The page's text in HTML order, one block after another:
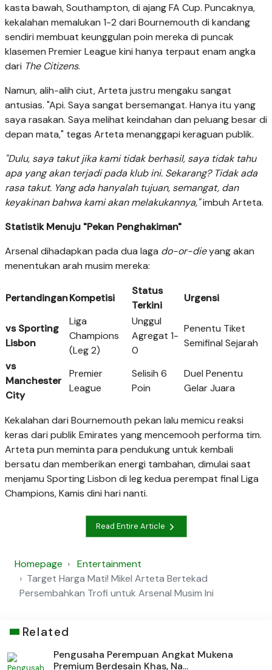
kasta bawah, Southampton, di ajang FA Cup. Puncaknya,
kekalahan memalukan 1-2 dari Bournemouth di kandang
sendiri membuat keunggulan poin mereka di puncak
klasemen Premier League kini hanya terpaut enam angka
dari The Citizens.
Namun, alih-alih ciut, Arteta justru mengaku sangat
antusias. "Api. Saya sangat bersemangat. Hanya itu yang
saya rasakan. Saya melihat keindahan dan peluang besar di
depan mata," tegas Arteta menanggapi keraguan publik.
"Dulu, saya takut jika kami tidak berhasil, saya tidak tahu
apa yang akan terjadi pada klub ini. Sekarang? Tidak ada
rasa takut. Yang ada hanyalah tujuan, semangat, dan
keyakinan bahwa kami akan melakukannya,"imbuh Arteta.
Statistik Menuju "Pekan Penghakiman"
Arsenal dihadapkan pada dua laga do-or-dieyang akan
menentukan arah musim mereka:
PertandinganKompetisi
Status
Terkini
Urgensi
vs Sporting
Lisbon
Liga
Champions
(Leg 2)
Unggul
Agregat 1-
0
Penentu Tiket
Semifinal Sejarah
vs
Manchester
City
Premier
League
Selisih 6
Poin
Duel Penentu
Gelar Juara
Kekalahan dari Bournemouth pekan lalu memicu reaksi
keras dari publik Emirates yang mencemooh performa tim.
Arteta pun meminta para pendukung untuk kembali
bersatu dan memberikan energi tambahan, dimulai saat
menjamu Sporting Lisbon di leg kedua perempat final Liga
Champions, Kamis dini hari nanti.
Read Entire Article
Homepage
Entertainment
Target Harga Mati! Mikel Arteta Bertekad
Persembahkan Trofi untuk Arsenal Musim Ini
Related
Pengusaha Perempuan Angkat Mukena
Premium Berdesain Khas, Na...